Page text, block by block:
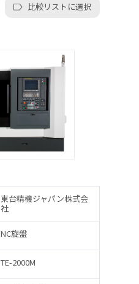
比較リストに選択
東台精機ジャパン株式会
社
NC旋盤
TE-2000M